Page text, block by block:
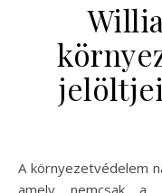
A környezetvédelem napjaink egyik legfontosabb kérdése,